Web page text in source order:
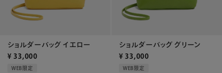
ショルダーバッグ イエロー
¥ 33,000
WEB限定
ショルダーバッグ グリーン
¥ 33,000
WEB限定